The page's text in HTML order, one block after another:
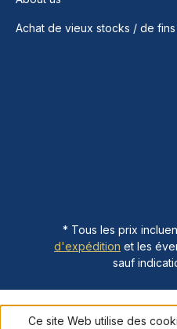
Achat de vieux stocks / de
* Tous les prix
d'expédition et les
sauf
Ce site Web utilise des